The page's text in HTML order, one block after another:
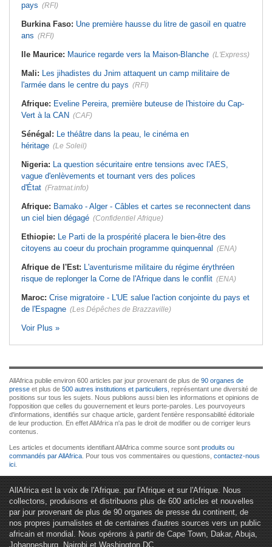
pays (RFI)
Burkina Faso: Une première hausse du litre de gasoil en quatre
ans (RFI)
Ile Maurice: Maurice regarde vers la Maison-Blanche (L'Express)
Mali: Les jihadistes du Jnim attaquent un camp militaire de
l'armée dans le centre du pays (RFI)
Afrique: Eveline Pereira, première buteuse de l'histoire du Cap-
Vert à la CAN (CAF)
Sénégal: Le théâtre dans la peau, le cinéma en
héritage (Le Soleil)
Nigeria: La question sécuritaire entre tensions avec l'AES,
vague d'enlèvements et tournant vers des polices
d'État (Fratmat.info)
Afrique: Bamako - Alger - Câbles et cartes se reconnectent dans
un ciel bien dégagé (Confidentiel Afrique)
Ethiopie: Le Parti de la prospérité placera le bien-être des
citoyens au coeur du prochain programme quinquennal (ENA)
Afrique de l'Est: L'aventurisme militaire du régime érythréen
risque de replonger la Corne de l'Afrique dans le conflit (ENA)
Maroc: Crise migratoire - L'UE salue l'action conjointe du pays et
de l'Espagne (Les Dépêches de Brazzaville)
Voir Plus »
AllAfrica publie environ 600 articles par jour provenant de plus de 90 organes de
presse et plus de 500 autres institutions et particuliers , représentant une diversité de
positions sur tous les sujets. Nous publions aussi bien les informations et opinions de
l'opposition que celles du gouvernement et leurs porte-paroles. Les pourvoyeurs
d'informations, identifiés sur chaque article, gardent l'entière responsabilité éditoriale
de leur production. En effet AllAfrica n'a pas le droit de modifier ou de corriger leurs
contenus.
Les articles et documents identifiant AllAfrica comme source sont produits ou
commandés par AllAfrica . Pour tous vos commentaires ou questions, contactez-nous
ici
AllAfrica est la voix de l'Afrique. par l'Afrique et sur l'Afrique. Nous
collectons, produisons et distribuons plus de 600 articles et nouvelles
par jour provenant de plus de 90 organes de presse du continent, de
nos propres journalistes et de centaines d'autres sources vers un public
africain et mondial. Nous opérons à partir de Cape Town, Dakar, Abuja,
Johannesburg, Nairobi et Washington DC.